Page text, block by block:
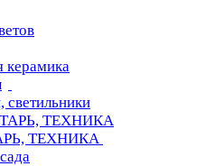
керамика
ТЕХНИКА